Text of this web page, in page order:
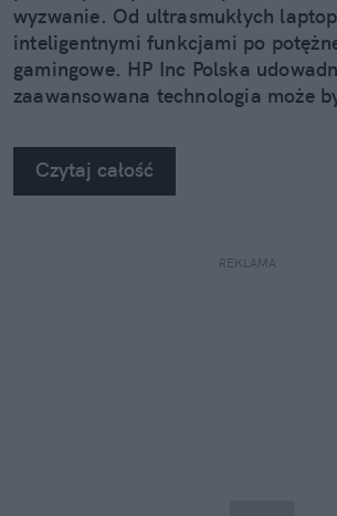
wyzwanie. Od ultrasmukłych
inteligentnymi funkcjami po
gamingowe. HP Inc Polska
zaawansowana technologia może
Czytaj całość
REKLAMA